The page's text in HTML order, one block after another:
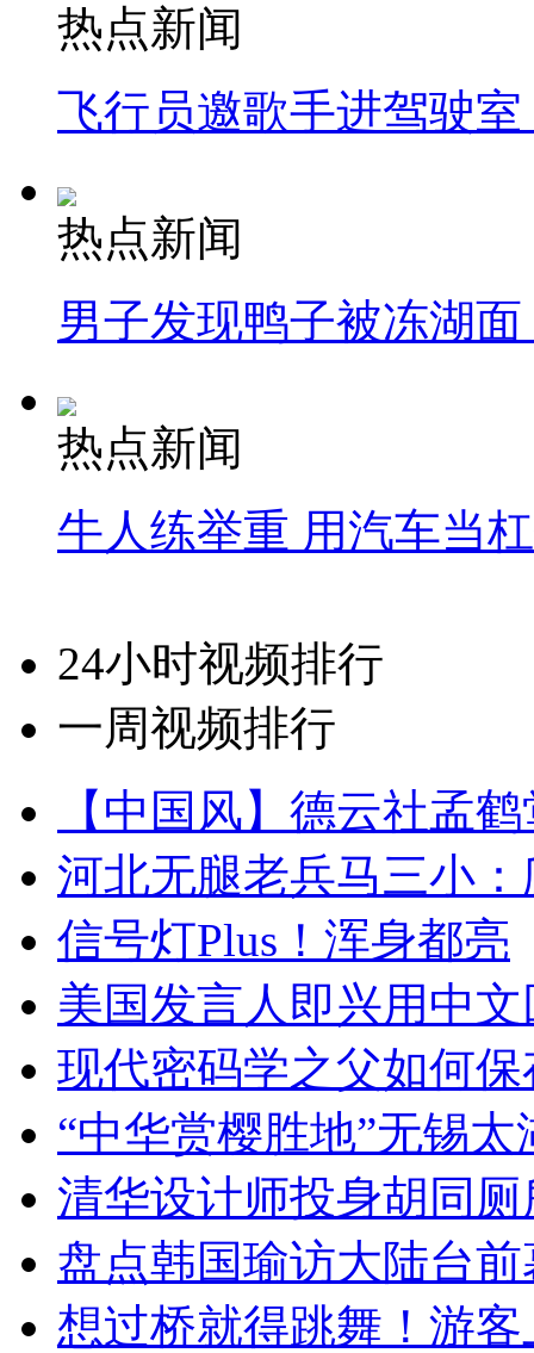
热点新闻
飞行员邀歌手进驾驶
热点新闻
男子发现鸭子被冻湖
热点新闻
牛人练举重 用汽车当
24小时视频排行
一周视频排行
【中国风】德云社孟
河北无腿老兵马三小
信号灯Plus！浑身都亮
美国发言人即兴用中
现代密码学之父如何
“中华赏樱胜地”无锡
清华设计师投身胡同
盘点韩国瑜访大陆台
想过桥就得跳舞！游客